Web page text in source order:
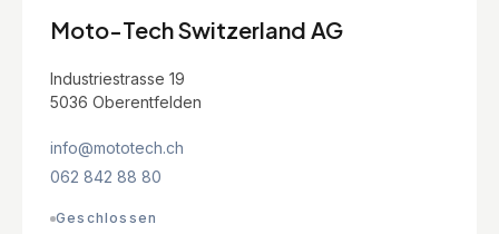
Moto-Tech Switzerland AG
Industriestrasse 19
5036 Oberentfelden
info@mototech.ch
062 842 88 80
Geschlossen